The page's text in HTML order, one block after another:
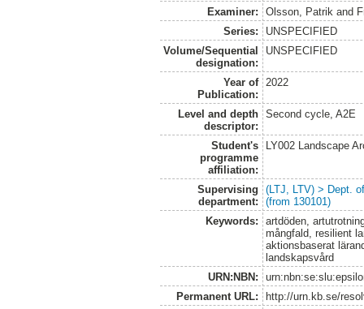
Examiner:
Olsson, Patrik and
Series:
UNSPECIFIED
Volume/Sequential
designation:
UNSPECIFIED
Year of
Publication:
2022
Level and depth
descriptor:
Second cycle, A2E
Student's
programme
affiliation:
LY002 Landscape
Supervising
department:
(LTJ, LTV) > Dept.
(from 130101)
Keywords:
artdöden,
mångfald, resilient
aktionsbaserat
landskapsvård
URN:NBN:
Permanent URL:
http://urn.kb.se/